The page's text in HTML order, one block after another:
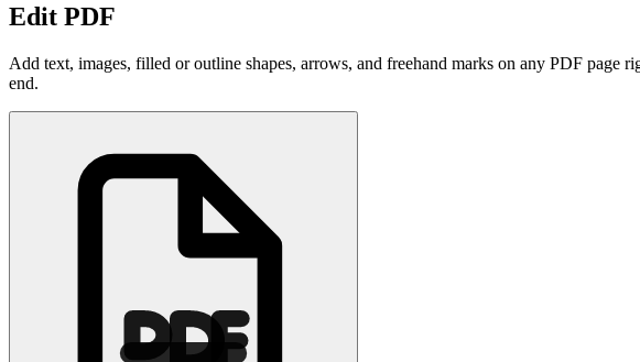
Edit PDF
Add text, images, filled or outline shapes, arrows, and freehand marks on any PDF page
end.